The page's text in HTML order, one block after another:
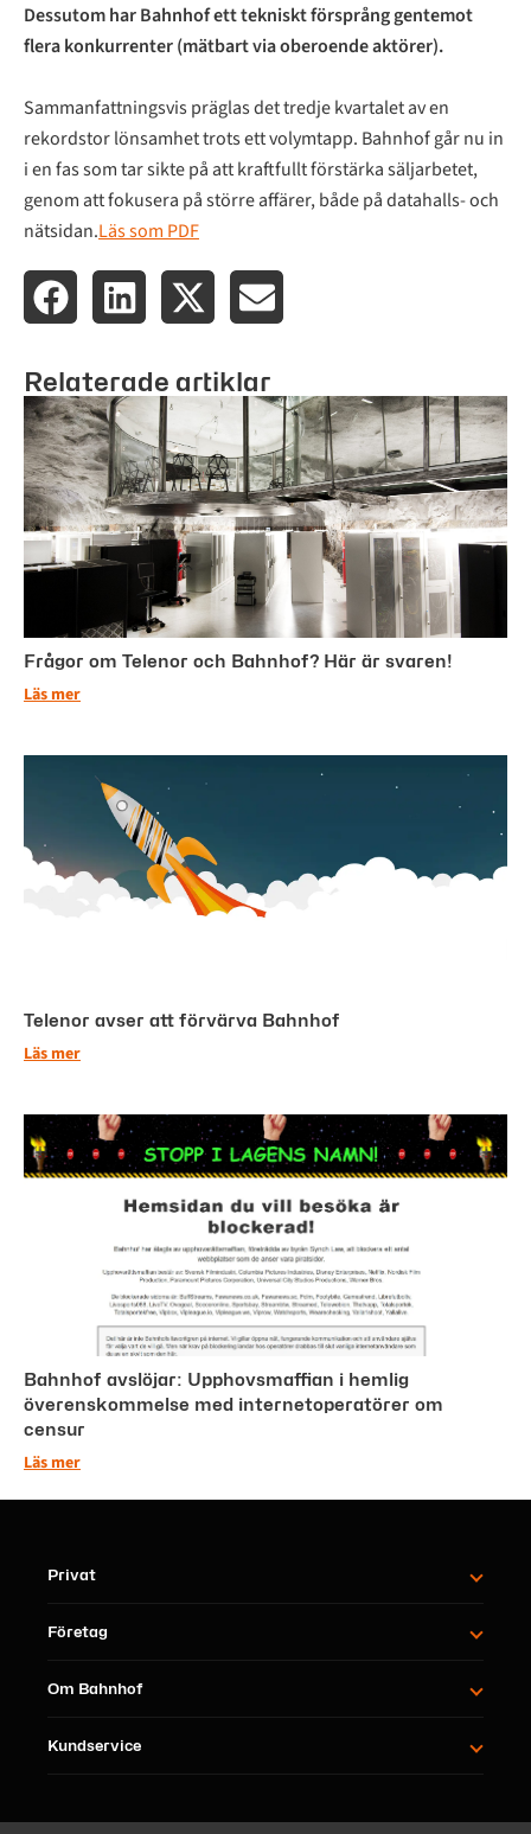
Dessutom har Bahnhof ett tekniskt försprång gentemot
flera konkurrenter (mätbart via oberoende aktörer).
Sammanfattningsvis präglas det tredje kvartalet av en
rekordstor lönsamhet trots ett volymtapp. Bahnhof går nu in
i en fas som tar sikte på att kraftfullt förstärka säljarbetet,
genom att fokusera på större affärer, både på datahalls- och
nätsidan.Läs som PDF
Relaterade artiklar
Frågor om Telenor och Bahnhof? Här är svaren!
Läs mer
Telenor avser att förvärva Bahnhof
Läs mer
Bahnhof avslöjar: Upphovsmaffian i hemlig
överenskommelse med internetoperatörer om
censur
Läs mer
Privat
Företag
Om Bahnhof
Kundservice